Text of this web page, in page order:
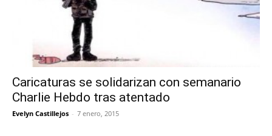
Caricaturas se solidarizan con semanario
Charlie Hebdo tras atentado
Evelyn Castillejos - 7 enero, 2015